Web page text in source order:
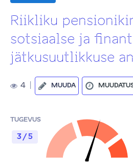
Riikliku
sotsiaalse ja
jätkusuutlikkuse
4 MUUDA
TUGEVUS
3 / 5